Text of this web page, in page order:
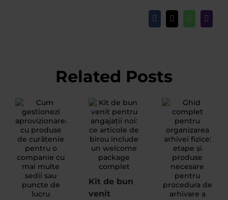
Facebook
X WhatsApp
Email
Related Posts
Kit de bun
venit